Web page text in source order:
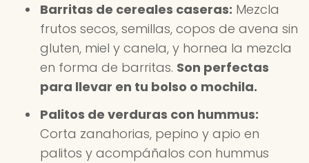
Barritas de cereales caseras: Mezcla
frutos secos, semillas, copos de avena sin
gluten, miel y canela, y hornea la mezcla
en forma de barritas. Son perfectas
para llevar en tu bolso o mochila.
Palitos de verduras con hummus:
Corta zanahorias, pepino y apio en
palitos y acompáñalos con hummus